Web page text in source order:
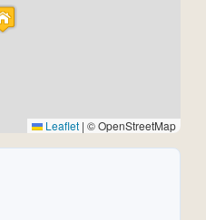
Leaflet | © OpenStreetMap